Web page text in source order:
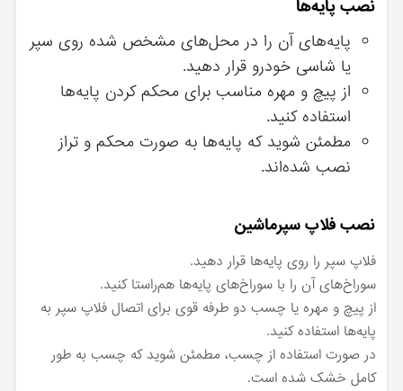
نصب پایه‌ها
پایه‌های آن را در محل‌های مشخص شده روی سپر
یا شاسی خودرو قرار دهید.
از پیچ و مهره مناسب برای محکم کردن پایه‌ها
استفاده کنید.
مطمئن شوید که پایه‌ها به صورت محکم و تراز
نصب شده‌اند.
نصب فلاپ سپرماشین
فلاپ سپر را روی پایه‌ها قرار دهید.
سوراخ‌های آن را با سوراخ‌های پایه‌ها هم‌راستا کنید.
از پیچ و مهره یا چسب دو طرفه قوی برای اتصال فلاپ سپر به
پایه‌ها استفاده کنید.
در صورت استفاده از چسب، مطمئن شوید که چسب به طور
کامل خشک شده است.